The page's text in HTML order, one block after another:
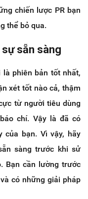
chiến lược PR bạn
thể bỏ qua.
sẵn sàng
là phiên bản tốt nhất,
xét tốt nào cả, thậm
từ người tiêu dùng
chí. Vậy là đã có
của bạn. Vì vậy, hãy
sàng trước khi sử
Bạn cần lường trước
có những giải pháp